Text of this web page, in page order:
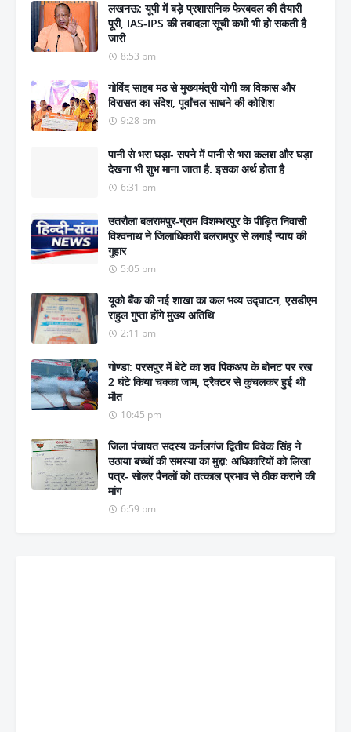
लखनऊ: यूपी में बड़े प्रशासनिक फेरबदल की तैयारी
पूरी, IAS-IPS की तबादला सूची कभी भी हो सकती है
जारी
8:53 pm
गोविंद साहब मठ से मुख्यमंत्री योगी का विकास और
विरासत का संदेश, पूर्वांचल साधने की कोशिश
9:28 pm
पानी से भरा घड़ा- सपने में पानी से भरा कलश और घड़ा
देखना भी शुभ माना जाता है. इसका अर्थ होता है
6:31 pm
उतरौला बलरामपुर-ग्राम विशम्भरपुर के पीड़ित निवासी
विश्वनाथ ने जिलाधिकारी बलरामपुर से लगाईं न्याय की
गुहार
5:05 pm
यूको बैंक की नई शाखा का कल भव्य उद्घाटन, एसडीएम
राहुल गुप्ता होंगे मुख्य अतिथि
2:11 pm
गोण्डा: परसपुर में बेटे का शव पिकअप के बोनट पर रख
2 घंटे किया चक्का जाम, ट्रैक्टर से कुचलकर हुई थी
मौत
10:45 pm
जिला पंचायत सदस्य कर्नलगंज द्वितीय विवेक सिंह ने
उठाया बच्चों की समस्या का मुद्दा: अधिकारियों को लिखा
पत्र- सोलर पैनलों को तत्काल प्रभाव से ठीक कराने की
मांग
6:59 pm